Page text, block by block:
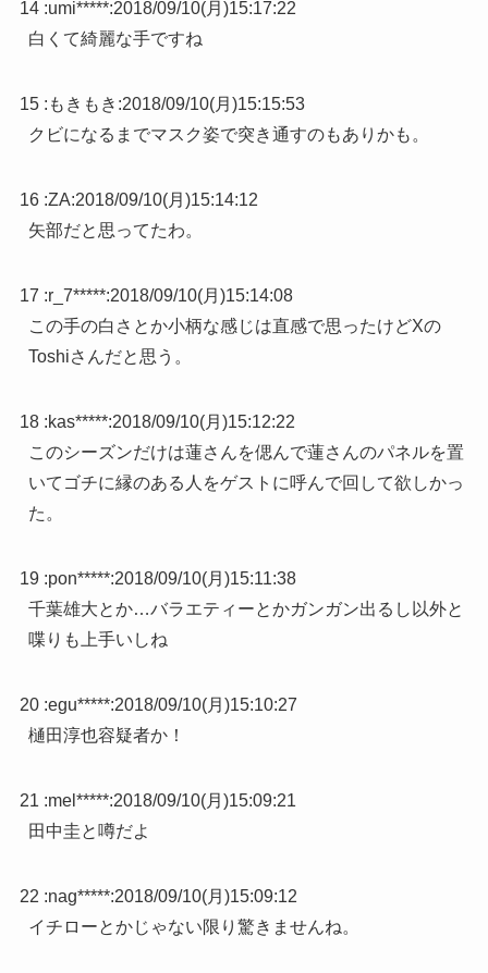
14 :umi*****:2018/09/10(月)15:17:22
白くて綺麗な手ですね
15 : もきもき :2018/09/10(月)15:15:53
クビになるまでマスク姿で突き通すのもありかも。
16 :ZA:2018/09/10(月)15:14:12
矢部だと思ってたわ。
17 :r_7*****:2018/09/10(月)15:14:08
この手の白さとか小柄な感じは直感で思ったけどXの
Toshiさんだと思う。
18 :kas*****:2018/09/10(月)15:12:22
このシーズンだけは蓮さんを偲んで蓮さんのパネルを置
いてゴチに縁のある人をゲストに呼んで回して欲しかっ
た。
19 :pon*****:2018/09/10(月)15:11:38
千葉雄大とか…バラエティーとかガンガン出るし以外と
喋りも上手いしね
20 :egu*****:2018/09/10(月)15:10:27
樋田淳也容疑者か！
21 :mel*****:2018/09/10(月)15:09:21
田中圭と噂だよ
22 :nag*****:2018/09/10(月)15:09:12
イチローとかじゃない限り驚きませんね。